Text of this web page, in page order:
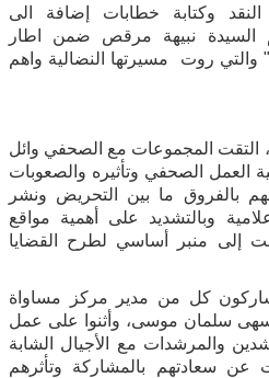
وكتابة خطابات إضافة الى
السيدة نبيهة مرقص ضمن اطار
روت مسيرتها النضالية واهم
التقت المجموعات مع الصحفي وائل
العمل الصحفي وتأثيره والصعوبات
بالفروق ما بين التحريض ونشر
وبالتشديد على أهمية مواقع
إلى منبر أساسي لطرح القضايا
كل من مدير مركز مساواة
سهى سلمان موسى، وأثنوا على عمل
والمرشدات مع الأجيال الشابة
عن سعادتهم بالمشاركة وتأثرهم